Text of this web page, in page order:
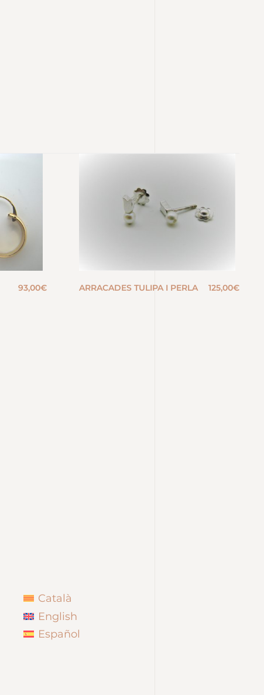
93,00€ ARRACADES TULIPA I PERLA 125,00€
Català
English
Español